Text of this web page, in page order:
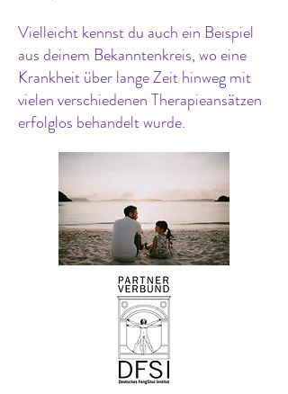
Vielleicht kennst du auch ein Beispiel
aus deinem Bekanntenkreis, wo eine
Krankheit über lange Zeit hinweg mit
vielen verschiedenen Therapieansätzen
erfolglos behandelt wurde.